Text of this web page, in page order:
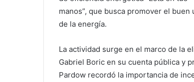
manos”, que busca promover el buen
de la energía.
La actividad surge en el marco de la
Gabriel Boric en su cuenta pública y
Pardow recordó la importancia de